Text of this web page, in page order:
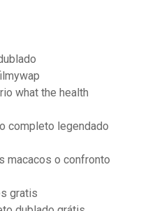
what the health
completo legendado
macacos o confronto
gratis